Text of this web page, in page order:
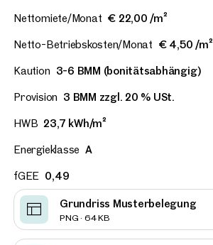
Nettomiete/Monat € 22,00 /m²
Netto-Betriebskosten/Monat € 4,50 /m²
Kaution 3-6 BMM (bonitätsabhängig)
Provision 3 BMM zzgl. 20 % USt.
HWB 23,7 kWh/m²
Energieklasse A
fGEE 0,49
Grundriss Musterbelegung
PNG · 64 KB